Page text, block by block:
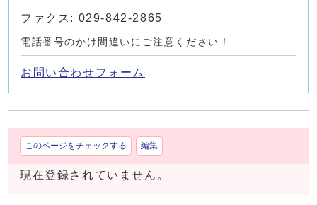
ファクス: 029-842-2865
電話番号のかけ間違いにご注意ください！
お問い合わせフォーム
このページをチェックする 編集
現在登録されていません。